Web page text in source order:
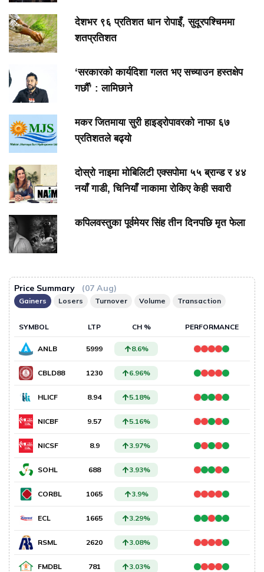
देशभर ९६ प्रतिशत धान रोपाइँ, सुदूरपश्चिममा
शतप्रतिशत
‘सरकारको कार्यदिशा गलत भए सच्याउन हस्तक्षेप
गर्छौँ’ : लामिछाने
मकर जितमाया सुरी हाइड्रोपावरको नाफा ६७
प्रतिशतले बढ्यो
दोस्रो नाइमा मोबिलिटी एक्सपोमा ५५ ब्रान्ड र ४४
नयाँ गाडी, चिनियाँ नाकामा रोकिए केही सवारी
कपिलवस्तुका पूर्वमेयर सिंह तीन दिनपछि मृत फेला